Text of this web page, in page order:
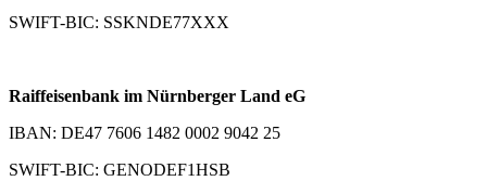
SWIFT-BIC: SSKNDE77XXX
Raiffeisenbank im Nürnberger Land eG
IBAN: DE47 7606 1482 0002 9042 25
SWIFT-BIC: GENODEF1HSB